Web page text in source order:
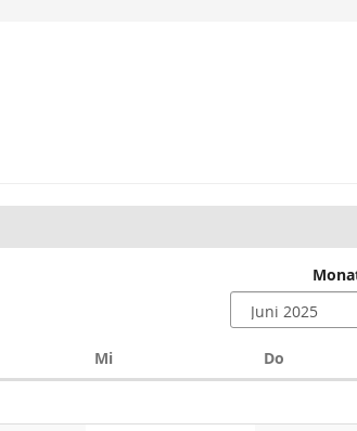
MiMittwoch Do